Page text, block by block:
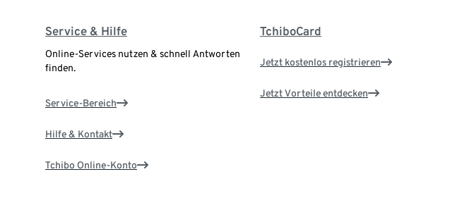
Service & Hilfe
Online-Services nutzen & schnell Antworten
finden.
Service-Bereich
Hilfe & Kontakt
Tchibo Online-Konto
TchiboCard
Jetzt kostenlos registrieren
Jetzt Vorteile entdecken